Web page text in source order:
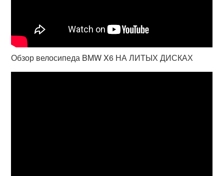
Обзор велосипеда BMW X6 НА ЛИТЫХ ДИСКАХ